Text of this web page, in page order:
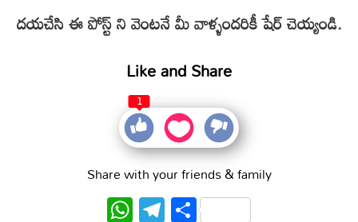
దయచేసి ఈ పోస్ట్ ని వెంటనే మీ వాళ్ళందరికీ షేర్ చెయ్యండి.
Like and Share
1
Share with your friends & family
WhatsApp
Telegram
Share